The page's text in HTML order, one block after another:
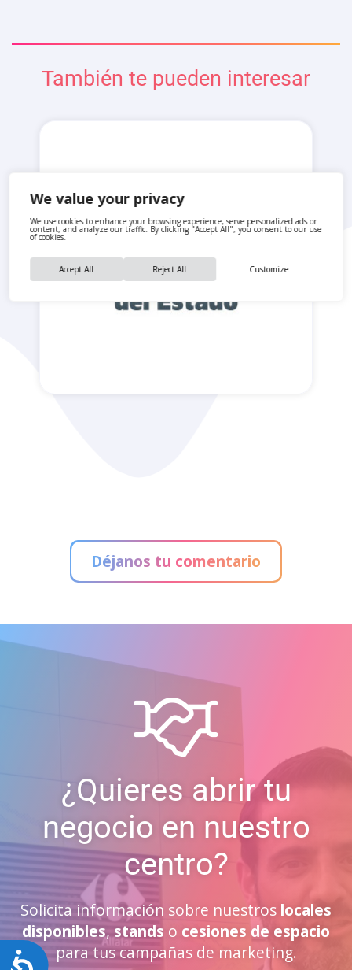
Accesibilidad
We value your privacy
We use cookies to enhance your browsing experience, serve personalized ads or
content, and analyze our traffic. By clicking "Accept All", you consent to our use
of cookies.
Customize
Reject All
Accept All
También te pueden interesar
Déjanos tu comentario
¿Quieres abrir tu
negocio en nuestro
centro?
Solicita información sobre nuestros locales
disponibles, stands o cesiones de espacio
para tus campañas de marketing.